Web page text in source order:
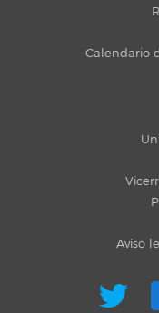
Calendario
Aviso